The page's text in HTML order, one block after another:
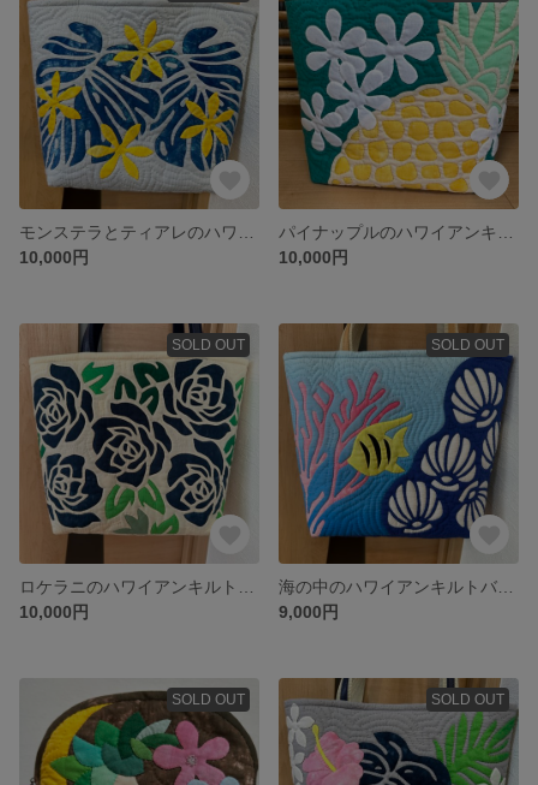
10,000円
10,000円
SOLD OUT
10,000円
SOLD OUT
9,000円
SOLD OUT SOLD OUT